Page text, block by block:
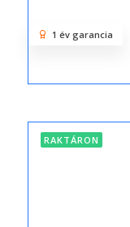
1 év garancia
RAKTÁRON